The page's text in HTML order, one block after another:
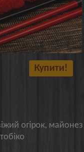
Купити!
огірок, майонез